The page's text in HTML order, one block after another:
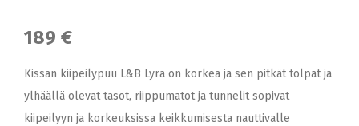
189 €
Kissan kiipeilypuu L&B Lyra on korkea ja sen pitkät tolpat ja
ylhäällä olevat tasot, riippumatot ja tunnelit sopivat
kiipeilyyn ja korkeuksissa keikkumisesta nauttivalle